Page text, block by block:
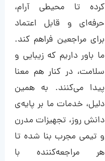
کرده تا محیطی آرام،
حرفه‌ای و قابل اعتماد
برای مراجعین فراهم کند.
ما باور داریم که زیبایی و
سلامت، در کنار هم معنا
پیدا می‌کنند. به همین
دلیل، خدمات ما بر پایه‌ی
دانش روز، تجهیزات مدرن
و تیمی مجرب بنا شده تا
هر مراجعه‌کننده با